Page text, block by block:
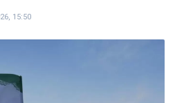
15:50